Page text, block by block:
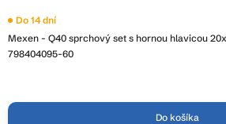
Mexen - Q40 sprchový set s hornou hlavicou
798404095-60
Do 14 dní
Do košíka